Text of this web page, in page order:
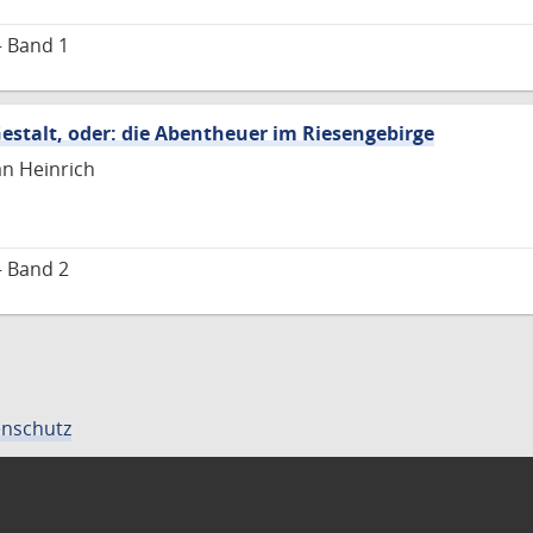
1
oder: die Abentheuer im Riesengebirge
Heinrich
Band 2